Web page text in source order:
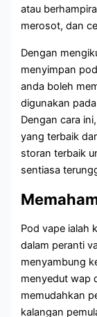
atau
merosot, dan
Dengan
menyimpan
anda boleh
digunakan
Dengan cara
yang terbaik
storan terbaik
sentiasa
Pod vape ialah
dalam peranti
menyambung
menyedut wap
memudahkan
kalangan